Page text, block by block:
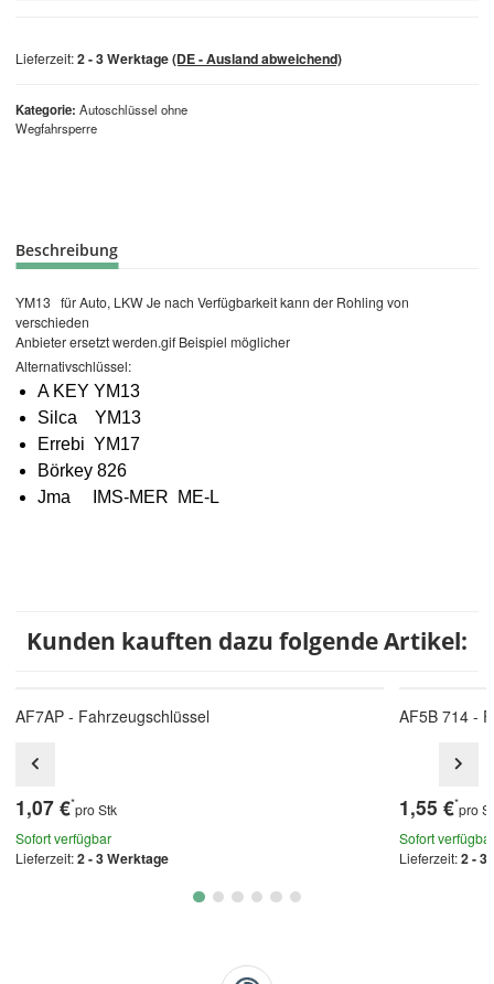
Kategorie Autoschlüssel ohne
Wegfahrsperre
Lieferzeit:2 - 3 Werktage(DE - Ausland abweichend)
Beschreibung
YM13 für Auto, LKW Je nach Verfügbarkeit kann der Rohling von
verschieden
Anbieter ersetzt werden.gif Beispiel möglicher
Alternativschlüssel:
A KEY YM13
Silca YM13
Errebi YM17
Börkey 826
Jma IMS-MER ME-L
Kunden kauften dazu folgende Artikel:
AF7AP - Fahrzeugschlüssel
1,07 €*pro Stk
Sofort verfügbar
Lieferzeit:2 - 3 Werktage
AF5B 714 -
1,55 €*pro
Sofort verfügbar
Lieferzeit:2 - 3